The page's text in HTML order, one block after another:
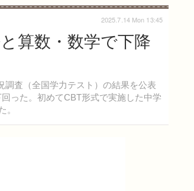
算数・数学で下降
査（全国学力テスト）の結果を公表
った。初めてCBT形式で実施した中学
。
2025.7.14 Mon 13:45